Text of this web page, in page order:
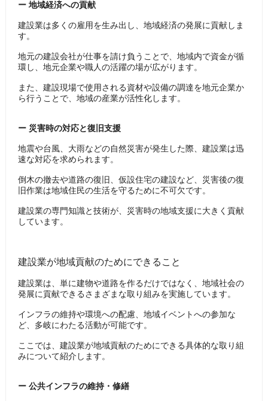
ー 地域経済への貢献
建設業は多くの雇用を生み出し、地域経済の発展に貢献しま
す。
地元の建設会社が仕事を請け負うことで、地域内で資金が循
環し、地元企業や職人の活躍の場が広がります。
また、建設現場で使用される資材や設備の調達を地元企業か
ら行うことで、地域の産業が活性化します。
ー 災害時の対応と復旧支援
地震や台風、大雨などの自然災害が発生した際、建設業は迅
速な対応を求められます。
倒木の撤去や道路の復旧、仮設住宅の建設など、災害後の復
旧作業は地域住民の生活を守るために不可欠です。
建設業の専門知識と技術が、災害時の地域支援に大きく貢献
しています。
建設業が地域貢献のためにできること
建設業は、単に建物や道路を作るだけではなく、地域社会の
発展に貢献できるさまざまな取り組みを実施しています。
インフラの維持や環境への配慮、地域イベントへの参加な
ど、多岐にわたる活動が可能です。
ここでは、建設業が地域貢献のためにできる具体的な取り組
みについて紹介します。
ー 公共インフラの維持・修繕